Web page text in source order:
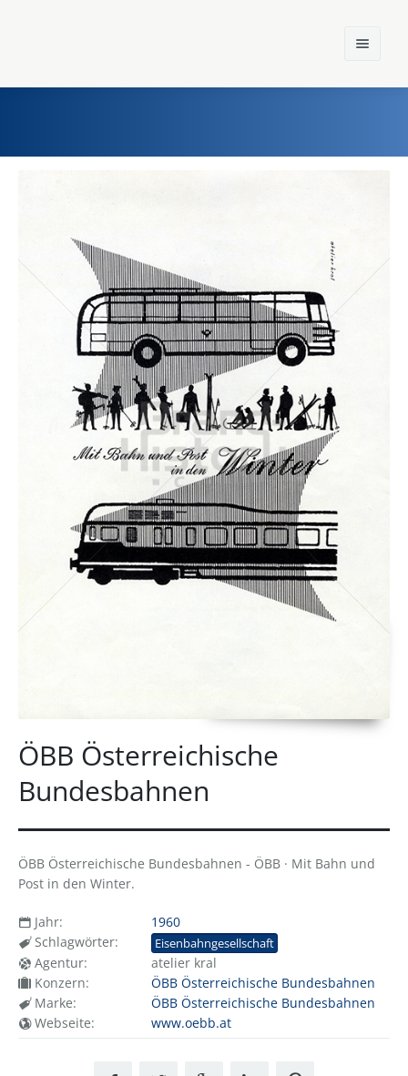
Marken
Konzerne
ÖBB Österreichische
Bundesbahnen
ÖBB Österreichische Bundesbahnen - ÖBB · Mit Bahn und
Post in den Winter.
Jahr:
1960
Schlagwörter:
Eisenbahngesellschaft
Agentur:
atelier kral
Konzern:
ÖBB Österreichische Bundesbahnen
Marke:
ÖBB Österreichische Bundesbahnen
Webseite:
www.oebb.at